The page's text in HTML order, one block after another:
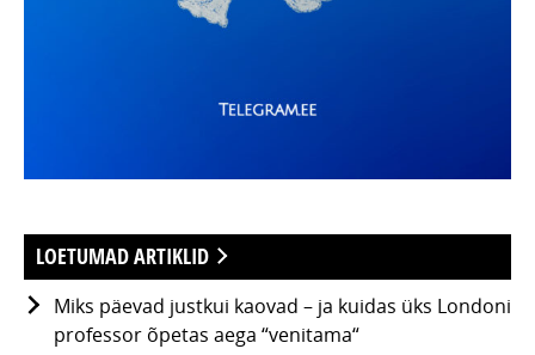
LOETUMAD ARTIKLID
Miks päevad justkui kaovad – ja kuidas üks Londoni
professor õpetas aega “venitama“